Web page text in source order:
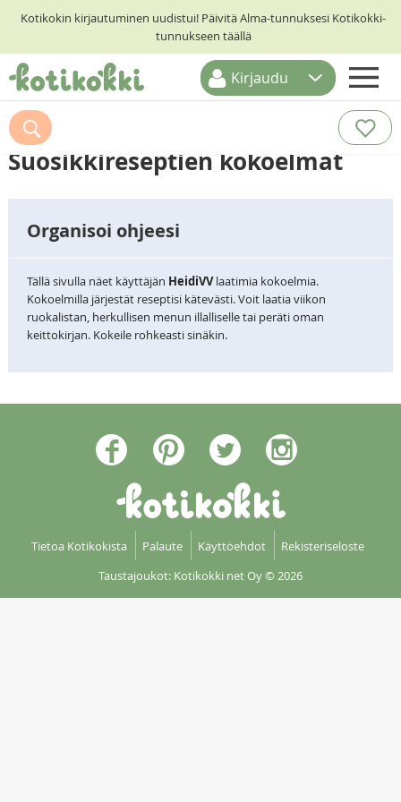
Kotikokin kirjautuminen uudistui! Päivitä Alma-tunnuksesi Kotikokki-
tunnukseen täällä
ETUSIVU
RESEPTIHAKU
Kirjaudu
Suosikkireseptien kokoelmat
Organisoi ohjeesi
Tällä sivulla näet käyttäjän HeidiVVlaatimia kokoelmia.
Kokoelmilla järjestät reseptisi kätevästi. Voit laatia viikon
ruokalistan, herkullisen menun illalliselle tai peräti oman
keittokirjan. Kokeile rohkeasti sinäkin.
Tietoa Kotikokista Palaute Käyttöehdot
Rekisteriseloste
Taustajoukot: Kotikokki net Oy© 2026